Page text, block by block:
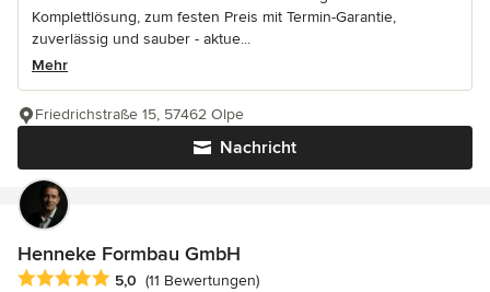
Komplettlösung, zum festen Preis mit Termin-Garantie,
zuverlässig und sauber - aktue...
Mehr
Nachricht
Friedrichstraße 15, 57462 Olpe
Henneke Formbau GmbH
Durchschnittliche Bewertung: 5 von 5 Sternen
5,0 (11 Bewertungen)